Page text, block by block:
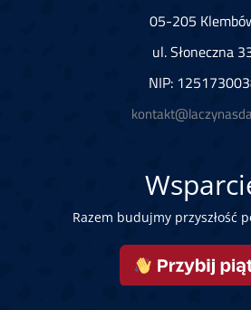
05-205
ul. Słoneczna
NIP:
Razem budujmy przyszłość